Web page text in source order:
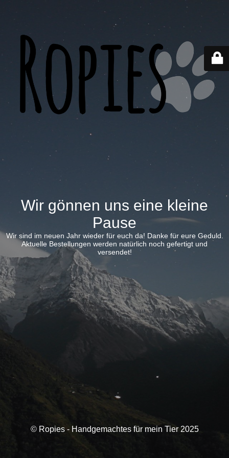
Wir gönnen uns eine kleine
Pause
Wir sind im neuen Jahr wieder für euch da! Danke für eure Geduld.
Aktuelle Bestellungen werden natürlich noch gefertigt und
versendet!
© Ropies - Handgemachtes für mein Tier 2025